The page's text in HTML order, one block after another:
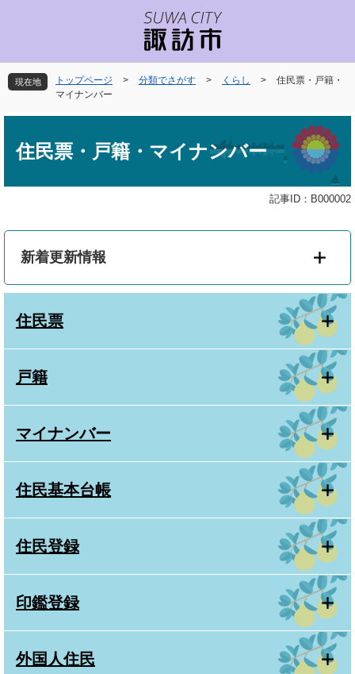
先
頭
を
飛
現在地 トップページ > 分類でさがす > くらし >
住民票・戸籍・
マイナンバー
住民票・戸籍・マイナンバー
記事ID：B000002
新着更新情報
住民票
戸籍
マイナンバー
住民基本台帳
住民登録
印鑑登録
外国人住民